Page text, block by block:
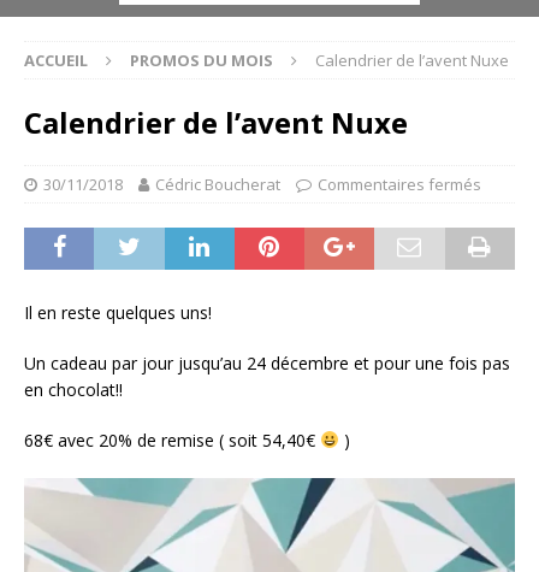
ACCUEIL PROMOS DU MOIS Calendrier de l’avent Nuxe
Calendrier de l’avent Nuxe
30/11/2018 Cédric Boucherat Commentaires fermés
Il en reste quelques uns!
Un cadeau par jour jusqu’au 24 décembre et pour une fois pas
en chocolat!!
68€ avec 20% de remise ( soit 54,40€ )